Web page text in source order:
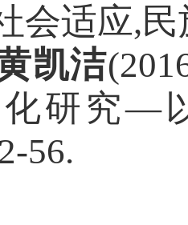
会适应,
凯洁
研究—
56.